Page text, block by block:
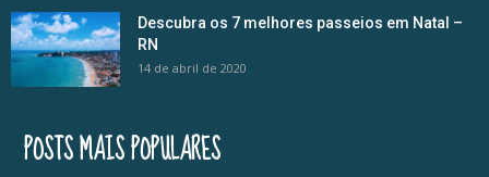
Descubra os 7 melhores passeios em Natal –
RN
14 de abril de 2020
POSTS MAIS POPULARES